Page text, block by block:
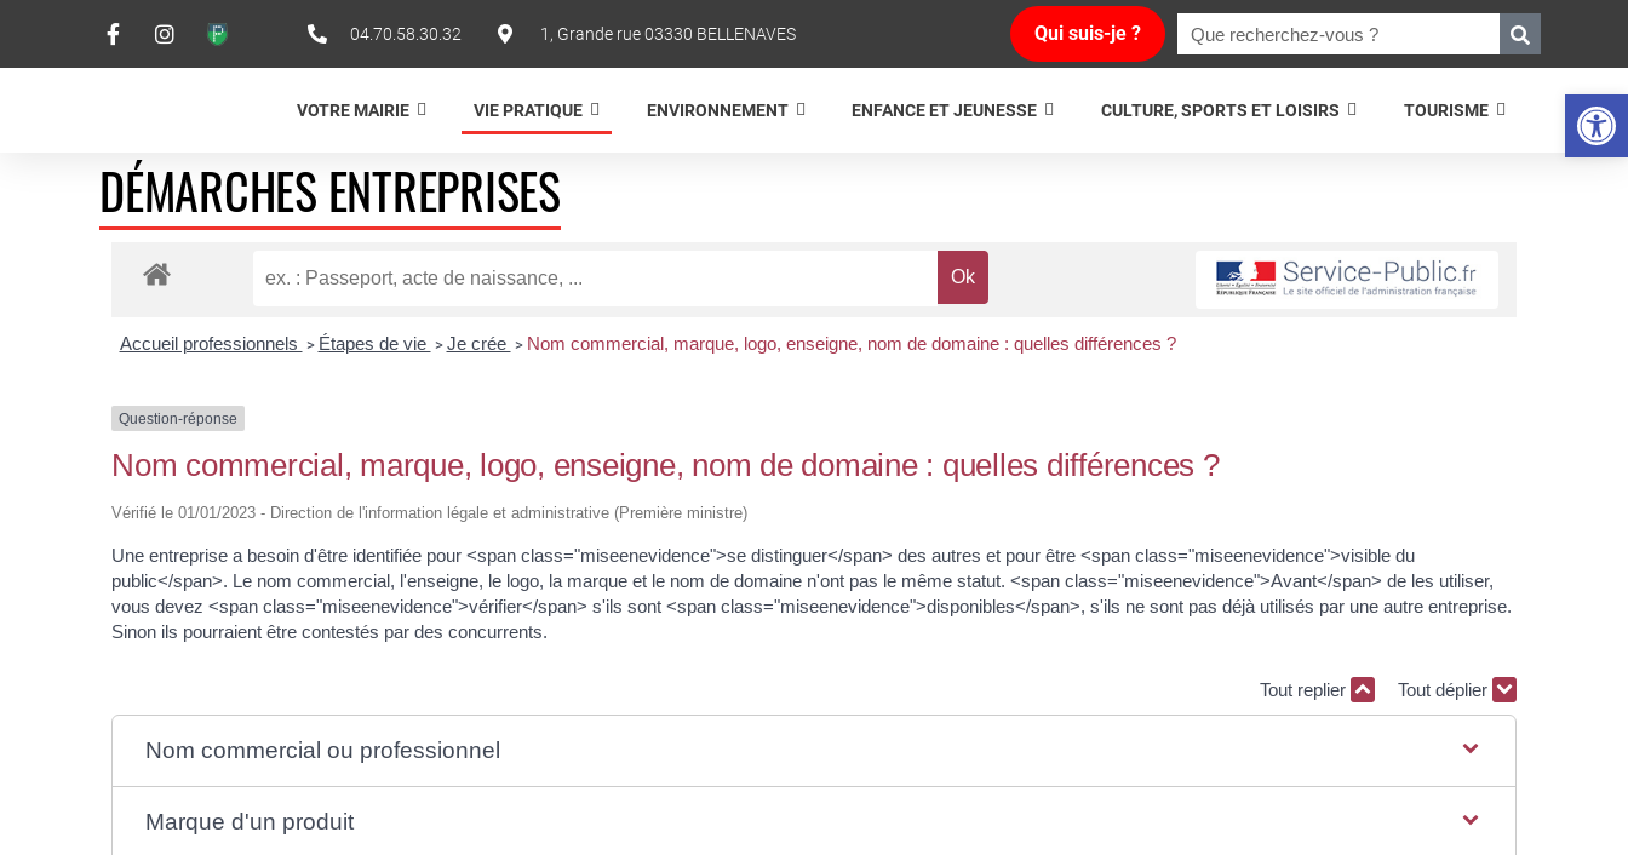
Ouvrir
04.70.58.30.32 1, Grande rue 03330 BELLENAVES Qui suis-je ?
VOTRE MAIRIE VIE PRATIQUE ENVIRONNEMENT ENFANCE ET JEUNESSE CULTURE, SPORTS ET LOISIRS TOURISME
DÉMARCHES ENTREPRISES
Accueil professionnels > Étapes de vie > Je crée > Nom commercial, marque, logo, enseigne, nom de domaine : quelles différences ?
Question-réponse
Nom commercial, marque, logo, enseigne, nom de domaine : quelles différences ?
Vérifié le 01/01/2023 - Direction de l'information légale et administrative (Première ministre)
Une entreprise a besoin d'être identifiée pour <span class="miseenevidence">se distinguer</span> des autres et pour être <span class="miseenevidence">visible du
public</span>. Le nom commercial, l'enseigne, le logo, la marque et le nom de domaine n'ont pas le même statut. <span class="miseenevidence">Avant</span> de les utiliser,
vous devez <span class="miseenevidence">vérifier</span> s'ils sont <span class="miseenevidence">disponibles</span>, s'ils ne sont pas déjà utilisés par une autre entreprise.
Sinon ils pourraient être contestés par des concurrents.
Tout replier Tout déplier
Nom commercial ou professionnel
Marque d'un produit